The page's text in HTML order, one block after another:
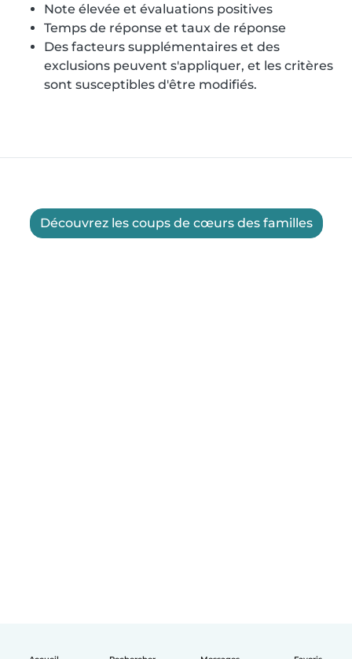
Note élevée et évaluations positives
Temps de réponse et taux de réponse
Des facteurs supplémentaires et des
exclusions peuvent s'appliquer, et les critères
sont susceptibles d'être modifiés.
Découvrez les coups de cœurs des familles